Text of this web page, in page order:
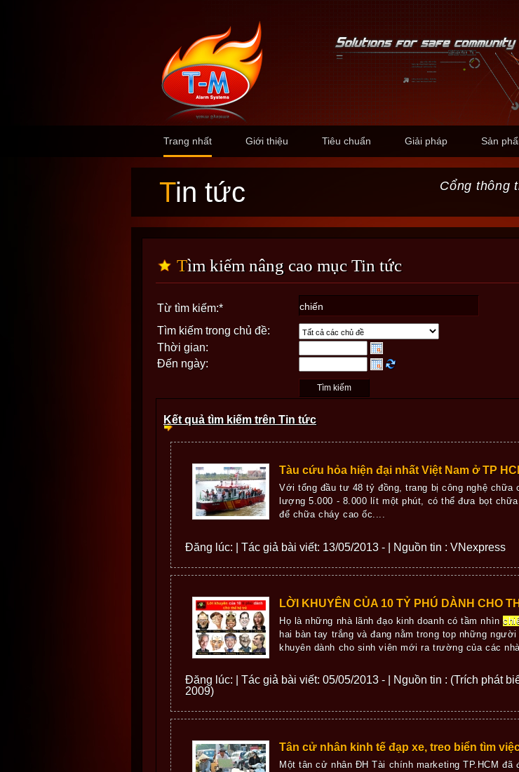
Trang nhất Giới thiệu Tiêu chuẩn Giải pháp Sản
Tin tức Cổng thông
Tìm kiếm nâng cao mục Tin tức
Từ tìm kiếm:*
Tìm kiếm trong chủ đề:
Thời gian:
Đến ngày:
Kết quả tìm kiếm trên Tin tức
Tàu cứu hỏa hiện đại nhất Việt Nam ở TP
Với tổng đầu tư 48 tỷ đồng, trang bị công nghệ
lượng 5.000 - 8.000 lít một phút, có thể đưa bọt
để chữa cháy cao ốc....
Đăng lúc: | Tác giả bài viết: 13/05/2013 - | Nguồn tin : VNexpress
LỜI KHUYÊN CỦA 10 TỶ PHÚ DÀNH CHO
Họ là những nhà lãnh đạo kinh doanh có tầm nhìn
hai bàn tay trắng và đang nằm trong top những
khuyên dành cho sinh viên mới ra trường của các
Đăng lúc: | Tác giả bài viết: 05/05/2013 - | Nguồn tin : (Trích phát
2009)
Tân cử nhân kinh tế đạp xe, treo biển tìm
Một tân cử nhân ĐH Tài chính marketing TP.HCM